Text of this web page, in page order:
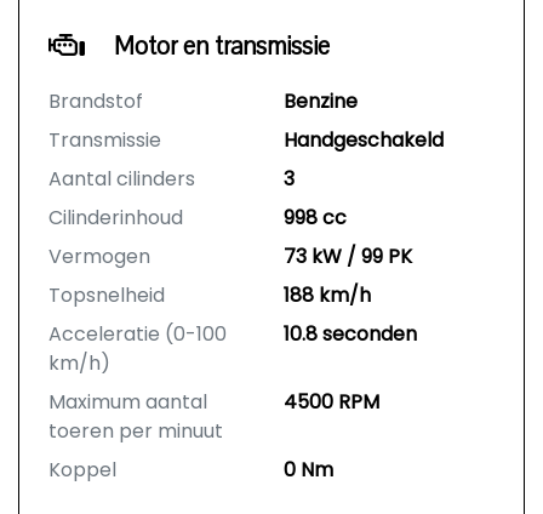
Motor en transmissie
Brandstof
Benzine
Transmissie
Handgeschakeld
Aantal cilinders
3
Cilinderinhoud
998 cc
Vermogen
73 kW / 99 PK
Topsnelheid
188 km/h
Acceleratie (0-100
km/h)
10.8 seconden
Maximum aantal
toeren per minuut
4500 RPM
Koppel 0 Nm